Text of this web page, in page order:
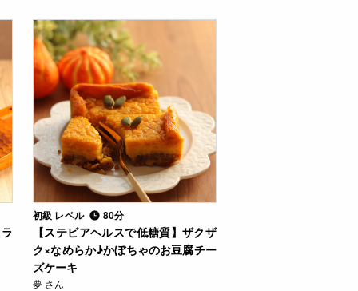
初級 レベル 80分
【ステビアヘルスで低糖質】ザクザ
ク×なめらか♪かぼちゃのお豆腐チー
ズケーキ
夢 さん